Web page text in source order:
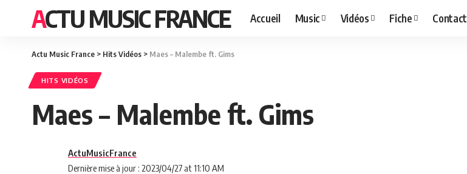
ACTU MUSIC FRANCE Accueil Music Vidéos Fiche Contact
Actu Music France > Hits Vidéos > Maes – Malembe ft. Gims
HITS VIDÉOS
Maes – Malembe ft. Gims
Dernière mise à jour : 2023/04/27 at 11:10 AM
ActuMusicFrance